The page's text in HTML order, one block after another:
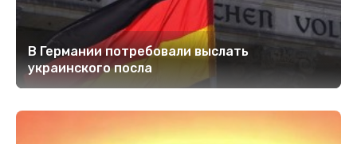
В Германии потребовали выслать
украинского посла